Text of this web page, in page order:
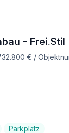
- Frei.Stil
€ /
Parkplatz